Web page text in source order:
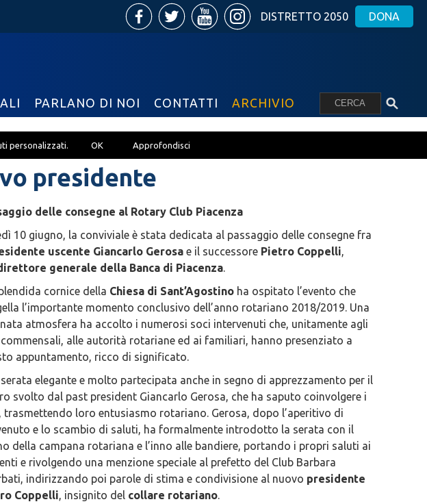
personalizzati. OK Approfondisci
presidente
delle consegne al Rotary Club Piacenza
10 giugno, la conviviale è stata dedicata al passaggio delle consegne fra
uscente Giancarlo Gerosa e il successore Pietro Coppelli,
generale della Banca di Piacenza.
cornice della Chiesa di Sant’Agostino ha ospitato l’evento che
l’importante momento conclusivo dell’anno rotariano 2018/2019. Una
atmosfera ha accolto i numerosi soci intervenuti che, unitamente agli
alle autorità rotariane ed ai familiari, hanno presenziato a
appuntamento, ricco di significato.
elegante e molto partecipata anche in segno di apprezzamento per il
svolto dal past president Giancarlo Gerosa, che ha saputo coinvolgere i
trasmettendo loro entusiasmo rotariano. Gerosa, dopo l’aperitivo di
e lo scambio di saluti, ha formalmente introdotto la serata con il
della campana rotariana e l’inno alle bandiere, portando i propri saluti ai
e rivolgendo una menzione speciale al prefetto del Club Barbara
indirizzando poi parole di stima e condivisione al nuovo presidente
Coppelli, insignito del collare rotariano.
DISTRETTO 2050 DONA
PARLANO DI NOI CONTATTI ARCHIVIO